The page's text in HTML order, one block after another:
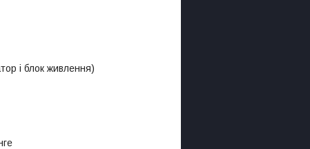
і блок живлення)